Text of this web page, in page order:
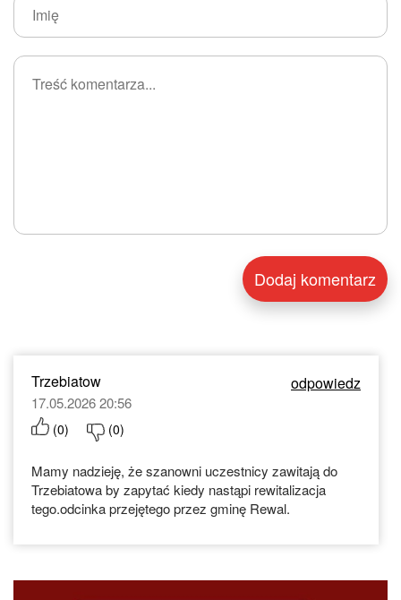
Trzebiatow odpowiedz
17.05.2026 20:56
(0) (0)
Mamy nadzieję, że szanowni uczestnicy zawitają do
Trzebiatowa by zapytać kiedy nastąpi rewitalizacja
tego.odcinka przejętego przez gminę Rewal.